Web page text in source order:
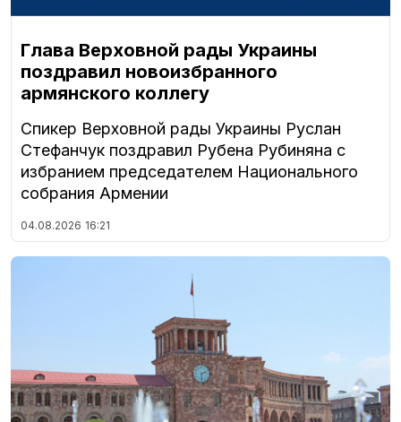
Глава Верховной рады Украины
поздравил новоизбранного
армянского коллегу
Спикер Верховной рады Украины Руслан
Стефанчук поздравил Рубена Рубиняна с
избранием председателем Национального
собрания Армении
04.08.2026 16:21